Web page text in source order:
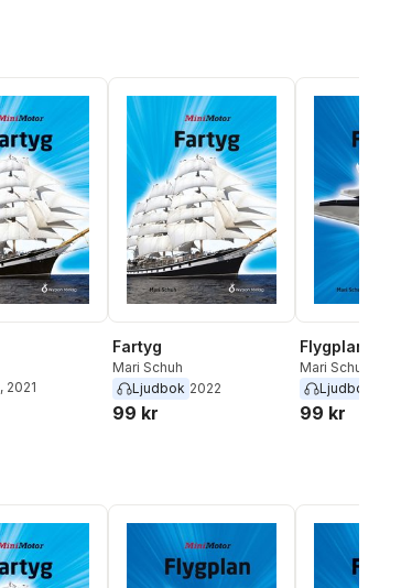
, 2021
Fartyg
Mari Schuh
Ljudbok 2022
99 kr
Flygplan
Mari Schuh
Ljudbok
99 kr